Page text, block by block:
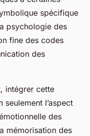
spécifique
psychologie des
fine des codes
des
intégrer cette
seulement l’aspect
des
mémorisation des